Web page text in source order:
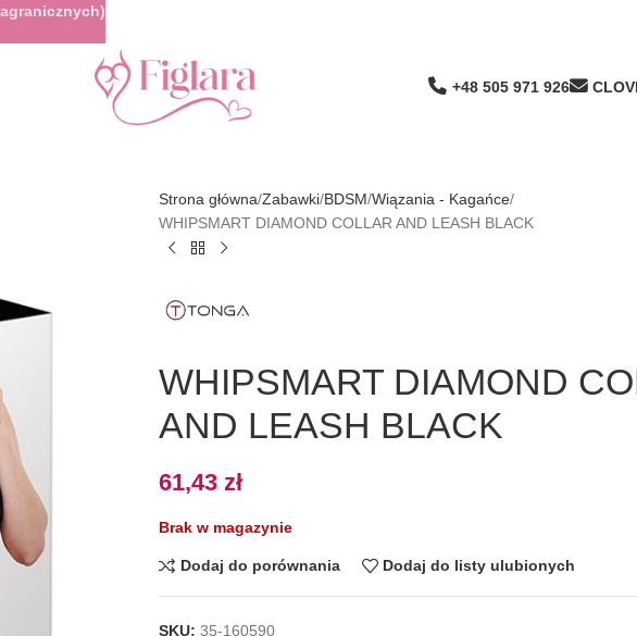
+48 505 971 926
Strona główna Zabawki BDSM Wiązania - Kagańce
WHIPSMART DIAMOND COLLAR AND LEASH BLACK
WHIPSMART DIAMOND
AND LEASH BLACK
61,43 zł
Brak w magazynie
Dodaj do porównania Dodaj do listy ulubionych
SKU: 35-160590